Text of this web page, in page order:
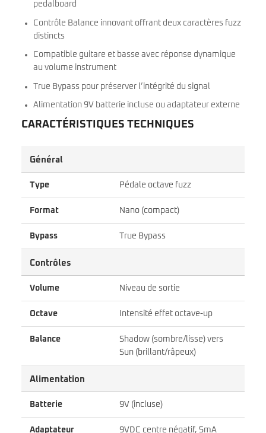
pedalboard
Contrôle Balance innovant offrant deux caractères fuzz
distincts
Compatible guitare et basse avec réponse dynamique
au volume instrument
True Bypass pour préserver l’intégrité du signal
Alimentation 9V batterie incluse ou adaptateur externe
CARACTÉRISTIQUES TECHNIQUES
Général
Type Pédale octave fuzz
Format Nano (compact)
Bypass True Bypass
Contrôles
Volume Niveau de sortie
Octave Intensité effet octave-up
Balance
Shadow (sombre/lisse) vers
Sun (brillant/râpeux)
Alimentation
Batterie 9V (incluse)
Adaptateur
9VDC centre négatif, 5mA